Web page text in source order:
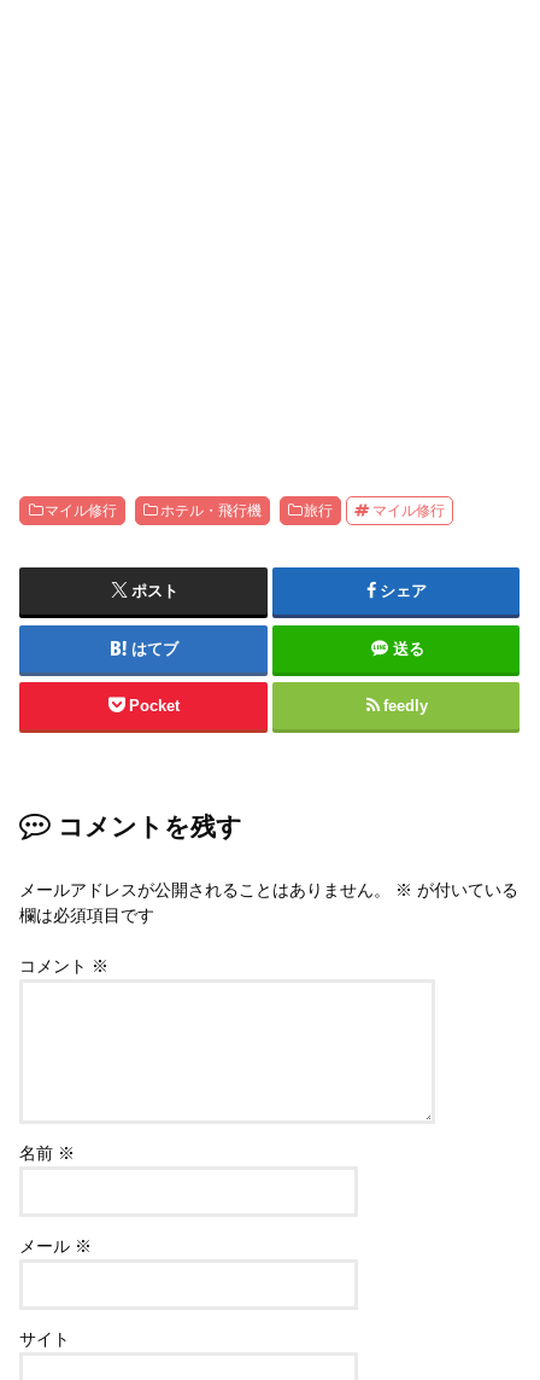
マイル修行 ホテル・飛行機 旅行 マイル修行
ポスト シェア
はてブ 送る
Pocket feedly
コメントを残す
メールアドレスが公開されることはありません。 ※ が付いている
欄は必須項目です
コメント ※
名前 ※
メール ※
サイト